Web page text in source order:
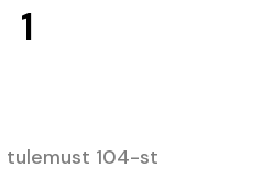
1
tulemust 104-st